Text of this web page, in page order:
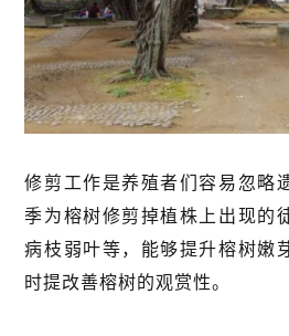
修剪工作是养殖者们容易忽略
季为榕树修剪掉植株上出现的
病枝弱叶等，能够提升榕树嫩
时提改善榕树的观赏性。